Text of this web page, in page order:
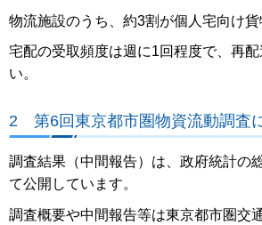
物流施設のうち、約3割が個人宅向け貨
宅配の受取頻度は週に1回程度で、再
い。
2 第6回東京都市圏物資流動調査
調査結果（中間報告）は、政府統計の
て公開しています。
調査概要や中間報告等は東京都市圏交